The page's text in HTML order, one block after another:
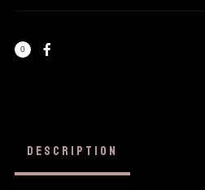
0
DESCRIPTION